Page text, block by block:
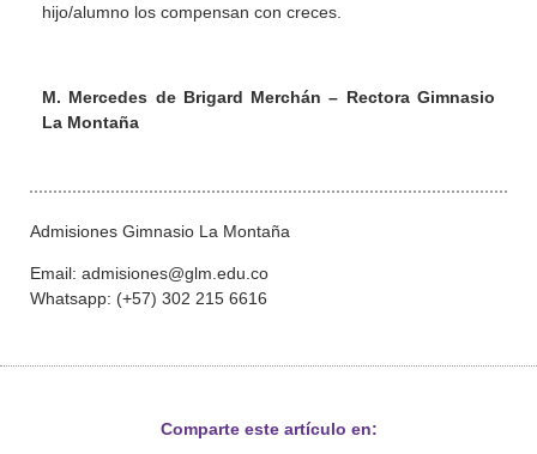
hijo/alumno los compensan con creces.
M. Mercedes de Brigard Merchán – Rectora Gimnasio
La Montaña
Admisiones Gimnasio La Montaña
Email: admisiones@glm.edu.co
Whatsapp: (+57) 302 215 6616
Comparte este artículo en: